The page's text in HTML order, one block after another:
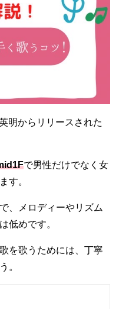
明からリリースされた
で男性だけでなく女
す。
、メロディーやリズム
低めです。
を歌うためには、丁寧
。